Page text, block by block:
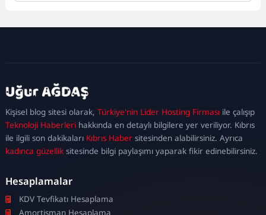
Kişisel blog sitesi olarak,Türkiye'nin Lider Hosting Firması ile çalışıp
Teknoloji Haberleri hakkında en detaylı bilgilere yer veriliyor. Kıbrıs
ile ilgili son dakikaları Kıbrıs Haber sitesinden alabilirsiniz. Ayrıca
kadınca güzellik sitesinde bilgi paylaşımı yaparak fikir edinebilirsiniz.
kadıköy
escortmaltepe
escortataşehir
escortümraniye
escort
Hesaplamalar
KDV Tevfikatı Hesaplama
Amortisman Hesaplama